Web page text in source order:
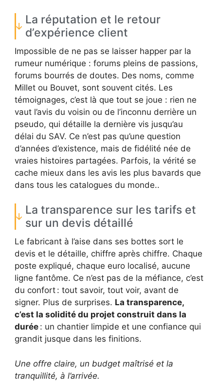
La réputation et le retour
d’expérience client
Impossible de ne pas se laisser happer par la
rumeur numérique : forums pleins de passions,
forums bourrés de doutes. Des noms, comme
Millet ou Bouvet, sont souvent cités. Les
témoignages, c’est là que tout se joue : rien ne
vaut l’avis du voisin ou de l’inconnu derrière un
pseudo, qui détaille la dernière vis jusqu’au
délai du SAV. Ce n’est pas qu’une question
d’années d’existence, mais de fidélité née de
vraies histoires partagées. Parfois, la vérité se
cache mieux dans les avis les plus bavards que
dans tous les catalogues du monde..
La transparence sur les tarifs et
sur un devis détaillé
Le fabricant à l’aise dans ses bottes sort le
devis et le détaille, chiffre après chiffre. Chaque
poste expliqué, chaque euro localisé, aucune
ligne fantôme. Ce n’est pas de la méfiance, c’est
du confort : tout savoir, tout voir, avant de
signer. Plus de surprises. La transparence,
c’est la solidité du projet construit dans la
durée : un chantier limpide et une confiance qui
grandit jusque dans les finitions.
Une offre claire, un budget maîtrisé et la
tranquillité, à l’arrivée.